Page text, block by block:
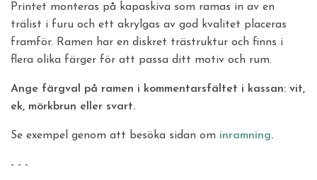
Printet monteras på kapaskiva som ramas in av en
trälist i furu och ett akrylgas av god kvalitet placeras
framför. Ramen har en diskret trästruktur och finns i
flera olika färger för att passa ditt motiv och rum.
Ange färgval på ramen i kommentarsfältet i kassan: vit,
ek, mörkbrun eller svart.
Se exempel genom att besöka sidan om inramning.
- - -